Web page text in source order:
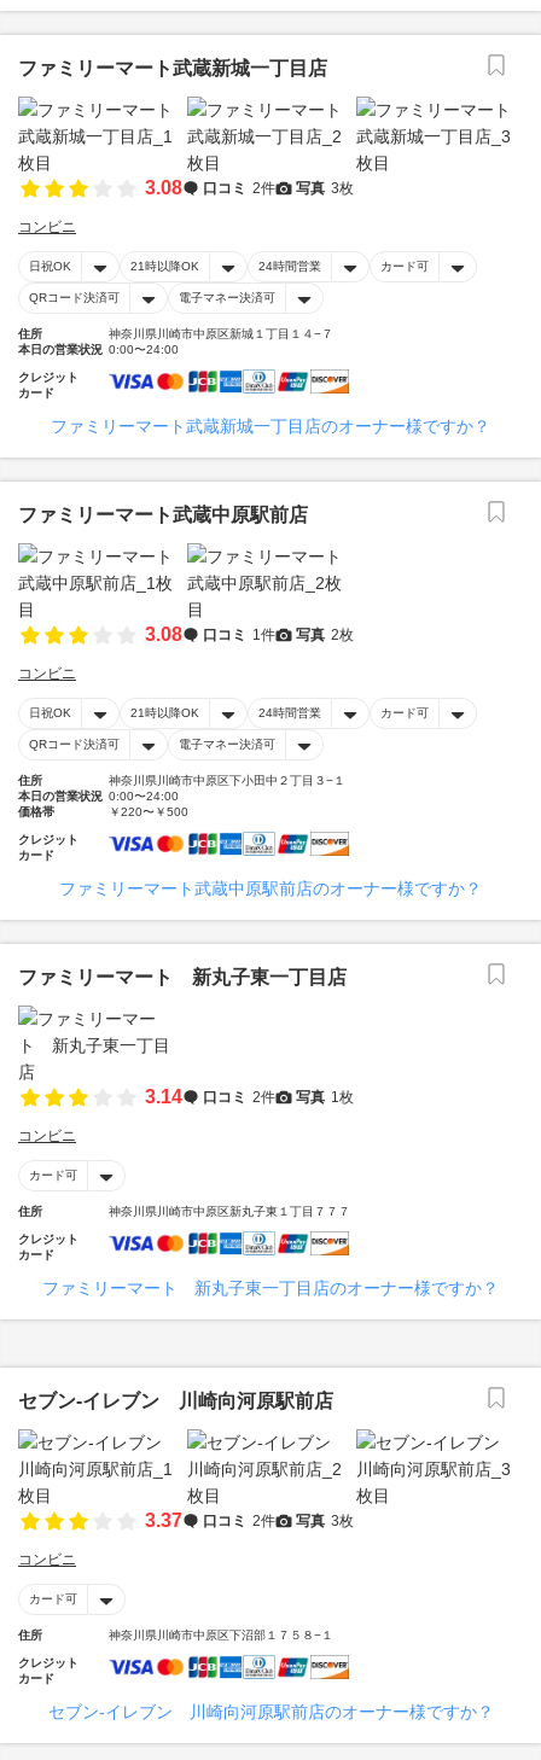
ファミリーマート武蔵新城一丁目店
3.08 口コミ 2件 写真 3枚
コンビニ
日祝OK 21時以降OK 24時間営業 カード可
QRコード決済可 電子マネー決済可
住所
神奈川県川崎市中原区新城１丁目１４−７
本日の営業状況 0:00〜24:00
クレジット
カード
ファミリーマート武蔵新城一丁目店のオーナー様ですか？
ファミリーマート武蔵中原駅前店
3.08 口コミ 1件 写真 2枚
コンビニ
日祝OK 21時以降OK 24時間営業 カード可
QRコード決済可 電子マネー決済可
住所
神奈川県川崎市中原区下小田中２丁目３−１
本日の営業状況 0:00〜24:00
価格帯
￥220〜￥500
クレジット
カード
ファミリーマート武蔵中原駅前店のオーナー様ですか？
ファミリーマート 新丸子東一丁目店
3.14 口コミ 2件 写真 1枚
コンビニ
カード可
住所 神奈川県川崎市中原区新丸子東１丁目７７７
クレジット
カード
ファミリーマート 新丸子東一丁目店のオーナー様ですか？
セブン‐イレブン 川崎向河原駅前店
3.37 口コミ 2件 写真 3枚
コンビニ
カード可
住所 神奈川県川崎市中原区下沼部１７５８−１
クレジット
カード
セブン‐イレブン 川崎向河原駅前店のオーナー様ですか？